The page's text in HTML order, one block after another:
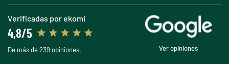
Verificadas por ekomi
4,8/5
De más de 239 opiniones. Ver opiniones